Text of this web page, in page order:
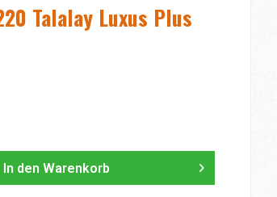
Talalay Luxus Plus
In den Warenkorb